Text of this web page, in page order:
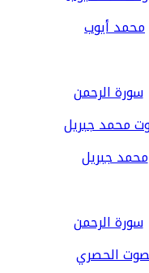
محمد أيوب
محمد جبريل